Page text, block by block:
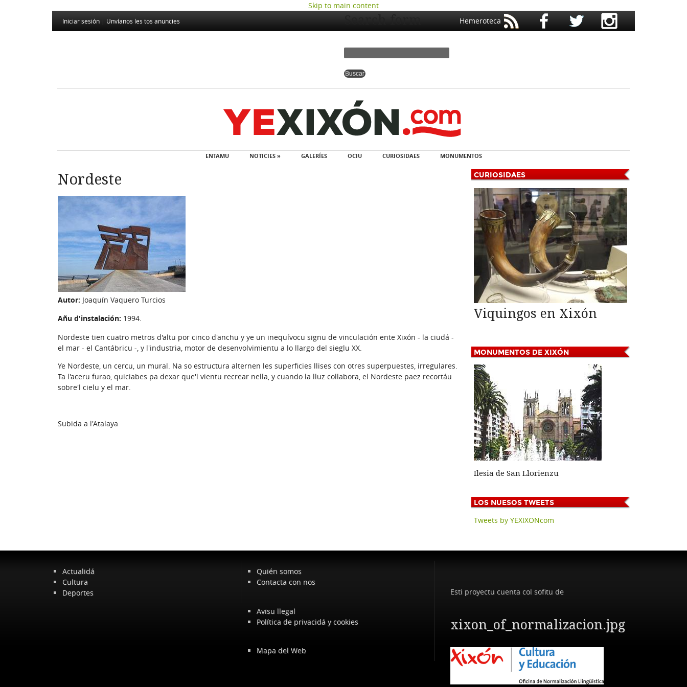
Skip to main content
Iniciar sesión Unvíanos les tos anuncies Hemeroteca
Search form
ENTAMU NOTICIES » GALERÍES OCIU CURIOSIDAES MONUMENTOS
Nordeste
Autor: Joaquín Vaquero Turcios
Añu d'instalación: 1994.
Nordeste tien cuatro metros d'altu por cinco d'anchu y ye un inequívocu signu de vinculación ente Xixón - la ciudá -
el mar - el Cantábricu -, y l'industria, motor de desenvolvimientu a lo llargo del sieglu XX.
Ye Nordeste, un cercu, un mural. Na so estructura alternen les superficies llises con otres superpuestes, irregulares.
Ta l'aceru furao, quiciabes pa dexar que'l vientu recrear nella, y cuando la lluz collabora, el Nordeste paez recortáu
sobre'l cielu y el mar.
Subida a l'Atalaya
CURIOSIDAES
Viquingos en Xixón
MONUMENTOS DE XIXÓN
Ilesia de San Llorienzu
LOS NUESOS TWEETS
Tweets by YEXIXONcom
Actualidá
Cultura
Deportes
Quién somos
Contacta con nos
Avisu llegal
Política de privacidá y cookies
Mapa del Web
Esti proyectu cuenta col sofitu de
xixon_of_normalizacion.jpg